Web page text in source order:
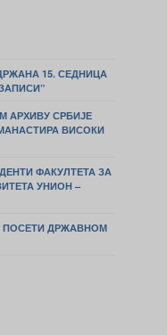
15. СЕДНИЦА
АРХИВУ СРБИЈЕ
ВИСОКИ
ФАКУЛТЕТА ЗА
УНИОН –
ПОСЕТИ ДРЖАВНОМ